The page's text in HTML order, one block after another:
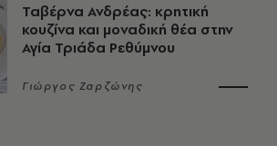
Ταβέρνα Ανδρέας: κρητική
κουζίνα και μοναδική θέα στην
Αγία Τριάδα Ρεθύμνου
Γιώργος Ζαρζώνης